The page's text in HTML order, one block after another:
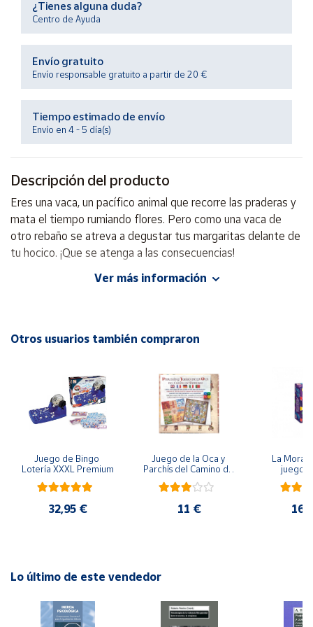
Productos
Solidarios
Ayuda
Centro
de ayuda
Contacto
Vendedores
Mapa de
vendedores
Hazte
Cuenta
Península
Baleares
¿Tienes alguna duda?
Centro de Ayuda
Envío gratuito
Envío responsable gratuito a partir de 20 €
Tiempo estimado de envío
Envío en 4 - 5 día(s)
Descripción del producto
Eres una vaca, un pacífico animal que recorre las praderas y
mata el tiempo rumiando flores. Pero como una vaca de
otro rebaño se atreva a degustar tus margaritas delante de
tu hocico. ¡Que se atenga a las consecuencias!
No recomendable para niños menores de 3 años. Contiene
Ver más información
Otros usuarios también compraron
Juego de Bingo
Lotería XXXL Premium
32,95 €
Juego de la Oca y
Parchís del Camino de
Santiago
11 €
La
juego
Lo último de este vendedor